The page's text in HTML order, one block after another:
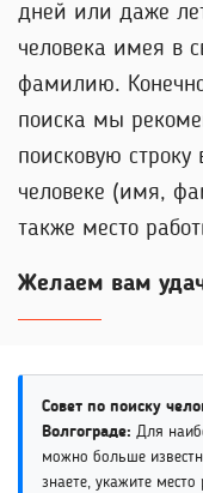
дней или даже
человека имея в
фамилию.
поиска мы
поисковую
человеке (имя,
также место
Желаем вам
Совет по поиску
Волгограде: Для
можно больше
знаете, укажите